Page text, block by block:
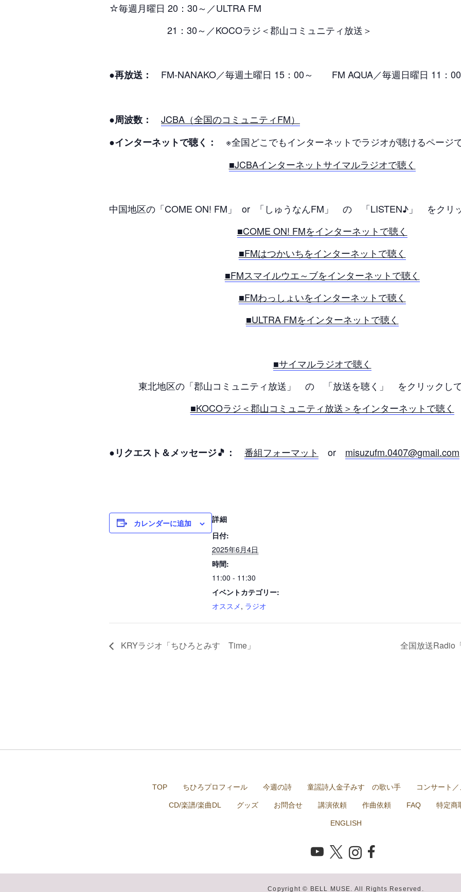
☆毎週月曜日 20：30～／ULTRA FM
21：30～／KOCOラジ＜郡山コミュニティ放送＞
●再放送： FM-NANAKO／毎週土曜日 15：00～ FM AQUA／毎週日曜日 11：00
●周波数：
JCBA（全国のコミュニティFM）
●インターネットで聴く：
※全国どこでもインターネットでラジオが聴けるページで
■JCBAインターネットサイマルラジオで聴く
中国地区の「COME ON! FM」 or 「しゅうなんFM」 の 「LISTEN♪」 をクリ
■COME ON! FMをインターネットで聴く
■FMはつかいちをインターネットで聴く
■FMスマイルウエ～ブをインターネットで聴く
■FMわっしょいをインターネットで聴く
■ULTRA FMをインターネットで聴く
■サイマルラジオで聴く
東北地区の「郡山コミュニティ放送」 の 「放送を聴く」 をクリックし
■KOCOラジ＜郡山コミュニティ放送＞をインターネットで聴く
●リクエスト＆メッセージ🎵： 番組フォーマット or misuzufm.0407@gmail.com
カレンダーに追加
詳細
日付:
2025年6月4日
時間:
11:00 - 11:30
イベントカテゴリー:
オススメ, ラジオ
KRYラジオ「ちひろとみすゞTime」 全国放送Radio
TOP ちひろプロフィール 今週の詩 童謡詩人金子みすゞの歌い手 コンサート
CD/楽譜/楽曲DL グッズ お問合せ 講演依頼 作曲依頼 FAQ 特定商
ENGLISH
Copyright © BELL MUSE. All Rights Reserved.